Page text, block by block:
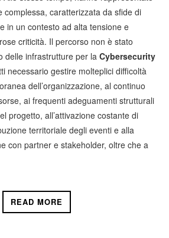
complessa, caratterizzata da sfide di
in un contesto ad alta tensione e
criticità. Il percorso non è stato
delle infrastrutture per la Cybersecurity
necessario gestire molteplici difficoltà
dell’organizzazione, al continuo
ai frequenti adeguamenti strutturali
progetto, all’attivazione costante di
territoriale degli eventi e alla
con partner e stakeholder, oltre che a
READ MORE